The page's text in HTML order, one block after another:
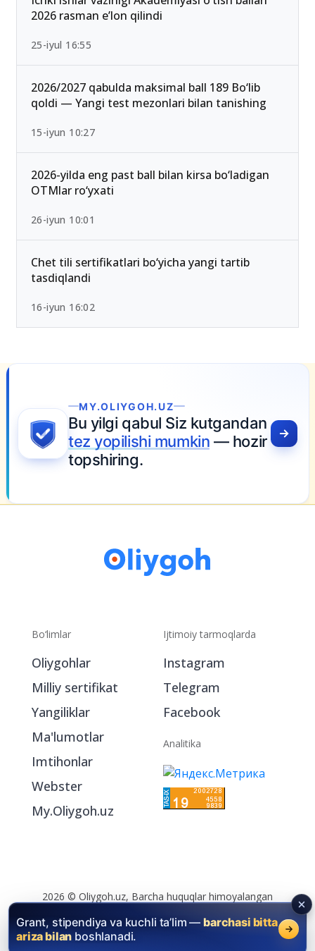
2026 rasman e’lon qilindi
25-iyul 16:55
2026/2027 qabulda maksimal ball 189 Bo‘lib
qoldi — Yangi test mezonlari bilan tanishing
15-iyun 10:27
2026-yilda eng past ball bilan kirsa bo‘ladigan
OTMlar ro‘yxati
26-iyun 10:01
Chet tili sertifikatlari bo‘yicha yangi tartib
tasdiqlandi
16-iyun 16:02
MY.OLIYGOH.UZ
Bu yilgi qabul Siz kutgandan
tez yopilishi mumkin— hozir
topshiring.
Bo‘limlar
Oliygohlar
Imtihonlar
Ijtimoiy tarmoqlarda
Telegram
Facebook
Analitika
Grant, stipendiya va kuchli ta’lim —barchasi bitta
ariza bilan boshlanadi.